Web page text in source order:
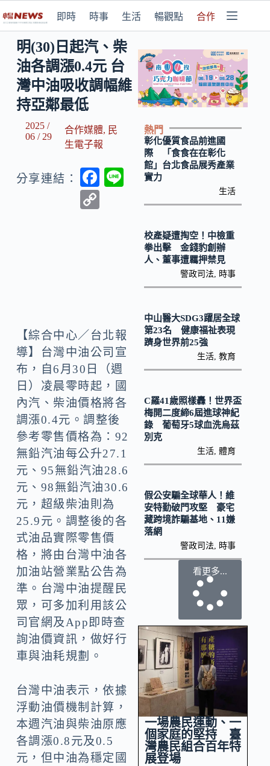
即時 時事 生活 暢觀點 合作媒體
明(30)日起汽、柴
油各調漲0.4元 台
灣中油吸收調幅維
持亞鄰最低
2025 /
06 / 29
合作媒體, 民
生電子報
分享連結：
F
【綜合中心／台北報
導】台灣中油公司宣
布，自6月30日（週
日）凌晨零時起，國
內汽、柴油價格將各
調漲0.4元。調整後
參考零售價格為：92
無鉛汽油每公升27.1
元、95無鉛汽油28.6
元、98無鉛汽油30.6
元，超級柴油則為
25.9元。調整後的各
式油品實際零售價
格，將由台灣中油各
加油站營業點公告為
準。台灣中油提醒民
眾，可多加利用該公
司官網及App即時查
詢油價資訊，做好行
車與油耗規劃。
台灣中油表示，依據
浮動油價機制計算，
本週汽油與柴油原應
各調漲0.8元及0.5
元，但中油為穩定國
熱門
彰化優質食品前進國
際 「食食在在彰化
館」台北食品展秀產業
實力
生活
校產疑遭掏空！中檢重
拳出擊 金錢豹創辦
人、董事遭羈押禁見
警政司法 時事
中山醫大SDG3躍居全球
第23名 健康福祉表現
躋身世界前25強
生活 ,教育
C羅41歲照樣轟！世界盃
梅開二度締6屆進球神紀
錄 葡萄牙5球血洗烏茲
別克
生活 ,體育
假公安騙全球華人！維
安特勤破門攻堅 豪宅
藏跨境詐騙基地、11嫌
落網
警政司法 時事
看更多...
一場農民運動、一
個家庭的堅持 臺
灣農民組合百年特
展登場